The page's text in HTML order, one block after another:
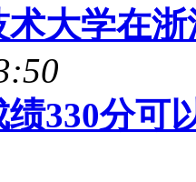
大学在
330分可